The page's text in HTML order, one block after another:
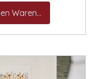
Warenkorb